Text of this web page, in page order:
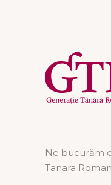
Ne bucurăm
Tanara